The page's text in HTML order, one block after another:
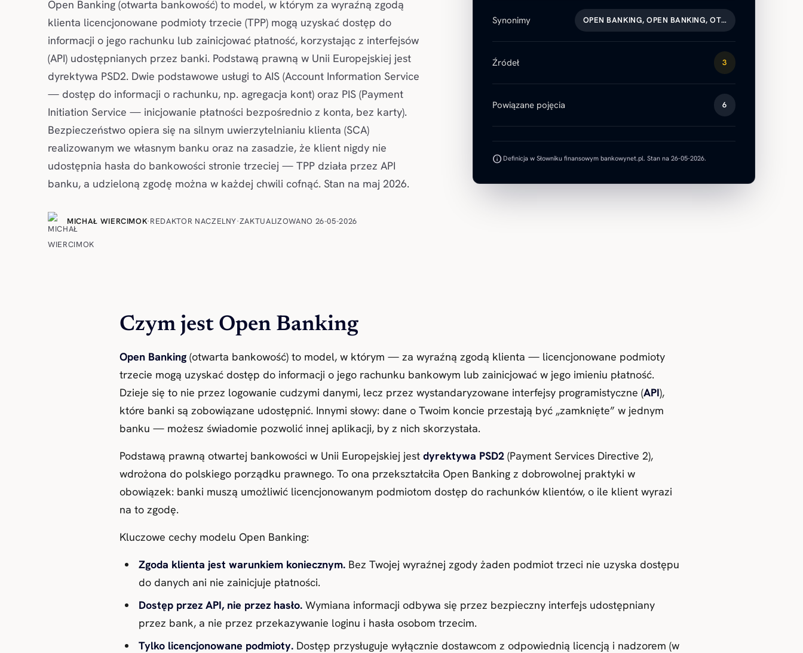
Open Banking (otwarta bankowość) to model, w którym za wyraźną zgodą
klienta licencjonowane podmioty trzecie (TPP) mogą uzyskać dostęp do
informacji o jego rachunku lub zainicjować płatność, korzystając z interfejsów
(API) udostępnianych przez banki. Podstawą prawną w Unii Europejskiej jest
dyrektywa PSD2. Dwie podstawowe usługi to AIS (Account Information Service
— dostęp do informacji o rachunku, np. agregacja kont) oraz PIS (Payment
Initiation Service — inicjowanie płatności bezpośrednio z konta, bez karty).
Bezpieczeństwo opiera się na silnym uwierzytelnianiu klienta (SCA)
realizowanym we własnym banku oraz na zasadzie, że klient nigdy nie
udostępnia hasła do bankowości stronie trzeciej — TPP działa przez API
banku, a udzieloną zgodę można w każdej chwili cofnąć. Stan na maj 2026.
MICHAŁ WIERCIMOK·REDAKTOR NACZELNY·ZAKTUALIZOWANO 26-05-2026
Synonimy OPEN BANKING, OPEN BANKING, OT…
Źródeł 3
Powiązane pojęcia 6
infoDefinicja w Słowniku finansowym bankowynet.pl. Stan na 26-05-2026.
Czym jest Open Banking
Open Banking (otwarta bankowość) to model, w którym — za wyraźną zgodą klienta — licencjonowane podmioty
trzecie mogą uzyskać dostęp do informacji o jego rachunku bankowym lub zainicjować w jego imieniu płatność.
Dzieje się to nie przez logowanie cudzymi danymi, lecz przez wystandaryzowane interfejsy programistyczne (API),
które banki są zobowiązane udostępnić. Innymi słowy: dane o Twoim koncie przestają być „zamknięte” w jednym
banku — możesz świadomie pozwolić innej aplikacji, by z nich skorzystała.
Podstawą prawną otwartej bankowości w Unii Europejskiej jest dyrektywa PSD2 (Payment Services Directive 2),
wdrożona do polskiego porządku prawnego. To ona przekształciła Open Banking z dobrowolnej praktyki w
obowiązek: banki muszą umożliwić licencjonowanym podmiotom dostęp do rachunków klientów, o ile klient wyrazi
na to zgodę.
Kluczowe cechy modelu Open Banking:
Zgoda klienta jest warunkiem koniecznym. Bez Twojej wyraźnej zgody żaden podmiot trzeci nie uzyska dostępu
do danych ani nie zainicjuje płatności.
Dostęp przez API, nie przez hasło. Wymiana informacji odbywa się przez bezpieczny interfejs udostępniany
przez bank, a nie przez przekazywanie loginu i hasła osobom trzecim.
Tylko licencjonowane podmioty. Dostęp przysługuje wyłącznie dostawcom z odpowiednią licencją i nadzorem (w